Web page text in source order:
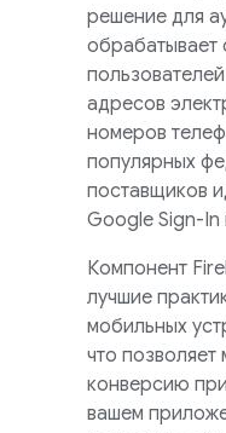
решение для
обрабатывает
адресов
номеров
популярных
поставщиков
Google Sign-
Компонент
лучшие
мобильных
что позволяет
конверсию
вашем